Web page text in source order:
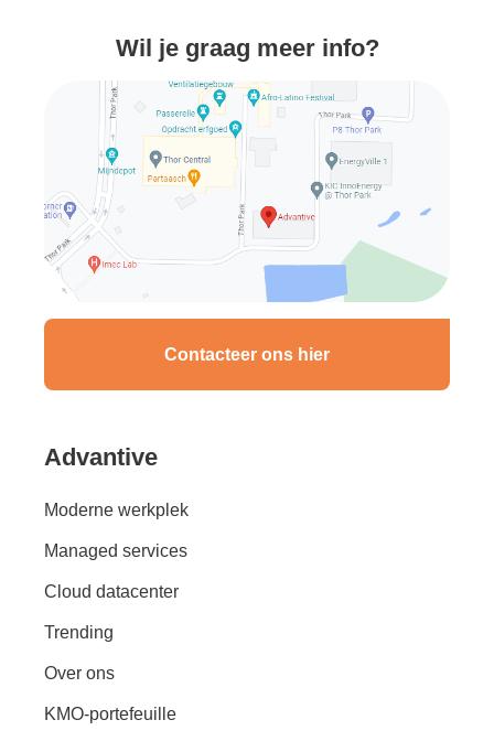
Wil je graag meer info?
Contacteer ons hier
Advantive
Moderne werkplek
Managed services
Cloud datacenter
Trending
Over ons
KMO-portefeuille